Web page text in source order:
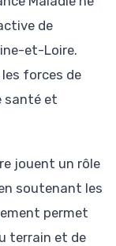
de
et-Loire.
forces de
santé et
jouent un rôle
soutenant les
permet
terrain et de